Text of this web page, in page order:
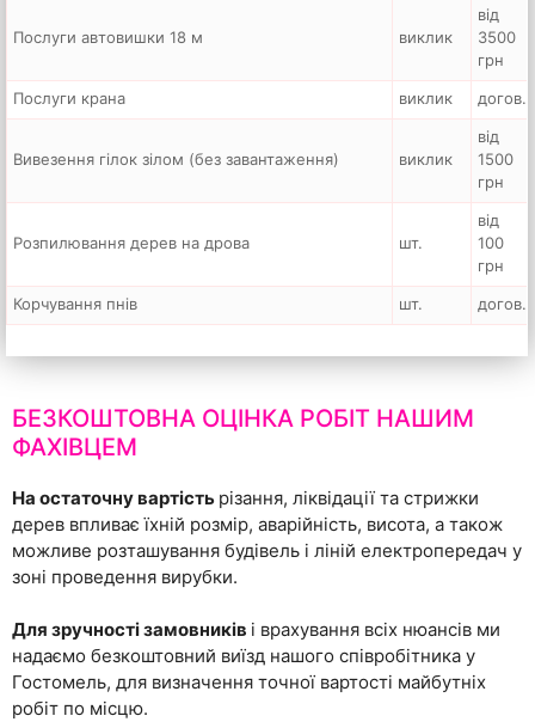
Послуги автовишки 18 м виклик
від
3500
грн
Послуги крана
виклик догов.
Вивезення гілок зілом (без завантаження) виклик
від
1500
грн
Розпилювання дерев на дрова шт.
від
100
грн
Корчування пнів
шт. догов.
БЕЗКОШТОВНА ОЦІНКА РОБІТ НАШИМ
ФАХІВЦЕМ
На остаточну вартість різання, ліквідації та стрижки
дерев впливає їхній розмір, аварійність, висота, а також
можливе розташування будівель і ліній електропередач у
зоні проведення вирубки.
Для зручності замовників і врахування всіх нюансів ми
надаємо безкоштовний виїзд нашого співробітника у
Гостомель, для визначення точної вартості майбутніх
робіт по місцю.